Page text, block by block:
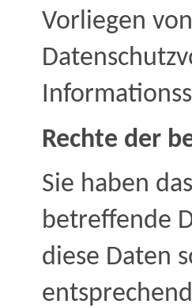
Vorliegen
Rechte der
Sie haben
betreffende
diese Daten